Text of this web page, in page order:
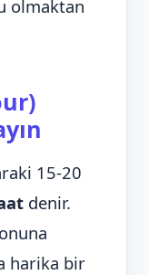
olmaktan
15-20
denir.
harika bir